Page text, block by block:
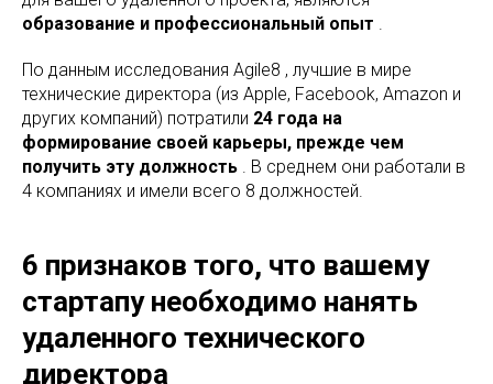
образование и профессиональный опыт .
По данным исследования Agile8 , лучшие в мире
технические директора (из Apple, Facebook, Amazon и
других компаний) потратили 24 года на
формирование своей карьеры, прежде чем
получить эту должность . В среднем они работали в
4 компаниях и имели всего 8 должностей.
6 признаков того, что вашему
стартапу необходимо нанять
удаленного технического
директора